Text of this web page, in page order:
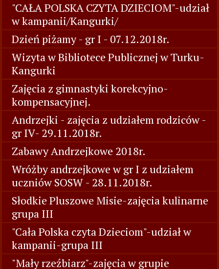
"CAŁA POLSKA CZYTA DZIECIOM"-udział
w kampanii/Kangurki/
Dzień piżamy - gr I - 07.12.2018r.
Wizyta w Bibliotece Publicznej w Turku-
Kangurki
Zajęcia z gimnastyki korekcyjno-
kompensacyjnej.
Andrzejki - zajęcia z udziałem rodziców -
gr IV- 29.11.2018r.
Zabawy Andrzejkowe 2018r.
Wróżby andrzejkowe w gr I z udziałem
uczniów SOSW - 28.11.2018r.
Słodkie Pluszowe Misie-zajęcia kulinarne
grupa III
"Cała Polska czyta Dzieciom"-udział w
kampanii-grupa III
"Mały rzeźbiarz"-zajęcia w grupie